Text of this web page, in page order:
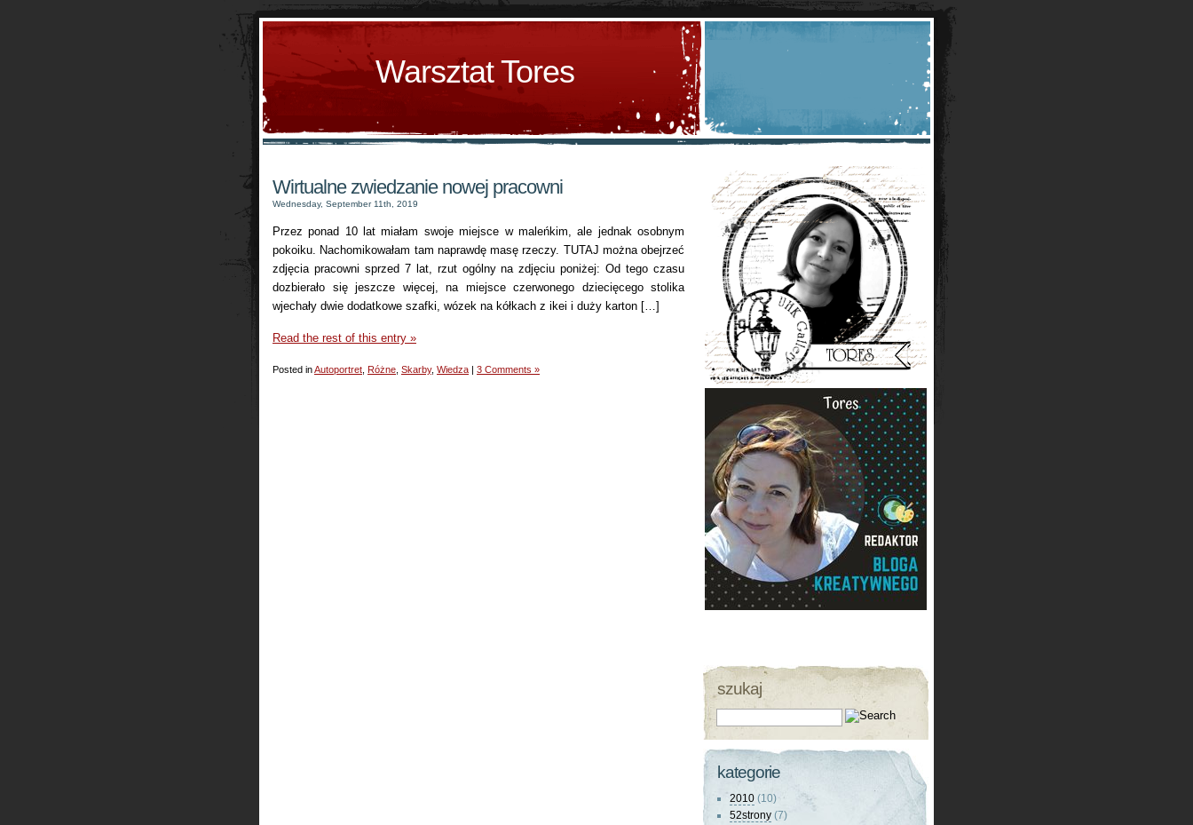
Warsztat Tores
Wirtualne zwiedzanie nowej pracowni
Wednesday, September 11th, 2019
Przez ponad 10 lat miałam swoje miejsce w maleńkim, ale jednak osobnym
pokoiku. Nachomikowałam tam naprawdę masę rzeczy. TUTAJ można obejrzeć
zdjęcia pracowni sprzed 7 lat, rzut ogólny na zdjęciu poniżej: Od tego czasu
dozbierało się jeszcze więcej, na miejsce czerwonego dziecięcego stolika
wjechały dwie dodatkowe szafki, wózek na kółkach z ikei i duży karton […]
Read the rest of this entry »
Posted inAutoportret Różne Skarby, Wiedza | 3 Comments »
szukaj
kategorie
2010 (10)
52strony (7)